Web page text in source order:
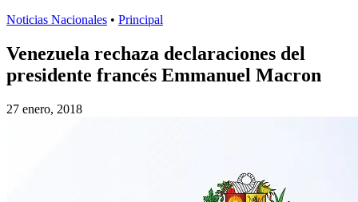
Noticias Nacionales • Principal
Venezuela rechaza declaraciones del
presidente francés Emmanuel Macron
27 enero, 2018